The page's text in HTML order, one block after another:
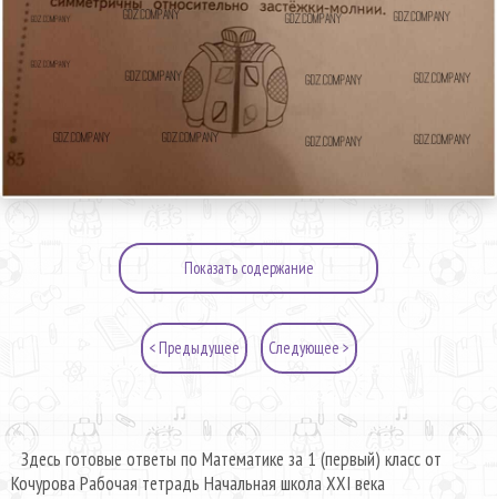
Показать содержание
< Предыдущее Следующее >
Здесь готовые ответы по Математике за 1 (первый) класс от
Кочурова Рабочая тетрадь Начальная школа XXI века